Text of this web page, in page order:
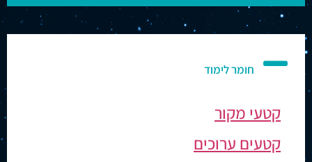
חומר לימוד
קטעי מקור
קטעים ערוכים